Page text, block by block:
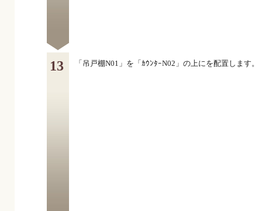
13 「吊戸棚N01」を「ｶｳﾝﾀｰN02」の上にを配置します。